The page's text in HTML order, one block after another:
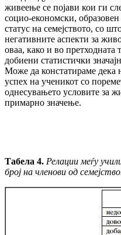
живеење се појави кои ги
социо-економски,
статус на семејството, со
негативните аспекти за
оваа, како и во претходната
добиени статистички
Може да констатираме дека
успех на ученикот со
однесувањето условите за
примарно значење.
Табела 4. Релации меѓу
број на членови од